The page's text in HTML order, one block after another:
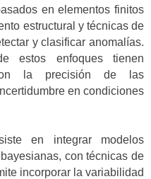
en elementos finitos
estructural y técnicas de
y clasificar anomalías.
estos enfoques tienen
con la precisión de las
en condiciones
en integrar modelos
con técnicas de
incorporar la variabilidad